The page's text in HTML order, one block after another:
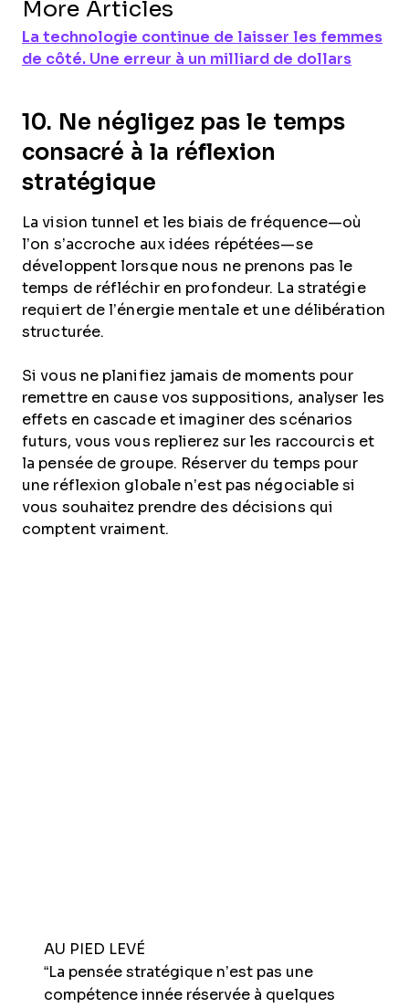
More Articles
La technologie continue de laisser les femmes
de côté. Une erreur à un milliard de dollars
10. Ne négligez pas le temps
consacré à la réflexion
stratégique
La vision tunnel et les biais de fréquence—où
l’on s’accroche aux idées répétées—se
développent lorsque nous ne prenons pas le
temps de réfléchir en profondeur. La stratégie
requiert de l’énergie mentale et une délibération
structurée.
Si vous ne planifiez jamais de moments pour
remettre en cause vos suppositions, analyser les
effets en cascade et imaginer des scénarios
futurs, vous vous replierez sur les raccourcis et
la pensée de groupe. Réserver du temps pour
une réflexion globale n’est pas négociable si
vous souhaitez prendre des décisions qui
comptent vraiment.
AU PIED LEVÉ
“La pensée stratégique n’est pas une
compétence innée réservée à quelques